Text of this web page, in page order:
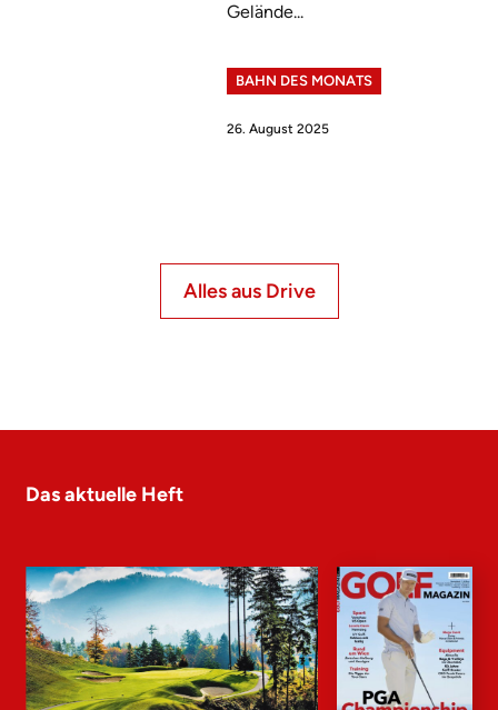
Gelände...
BAHN DES MONATS
26. August 2025
Alles aus Drive
Das aktuelle Heft